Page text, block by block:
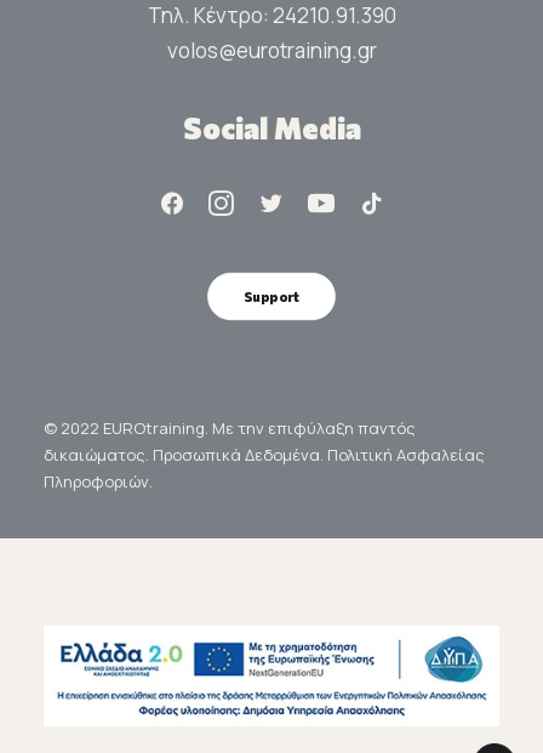
Τηλ. Κέντρο: 24210.91.390
volos@eurotraining.gr
Social Media
Support
© 2022 EUROtraining. Με την επιφύλαξη παντός
δικαιώματος. Προσωπικά Δεδομένα. Πολιτική Ασφαλείας
Πληροφοριών.